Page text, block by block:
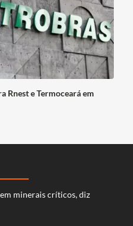
Rnest e Termoceará em
minerais críticos, diz